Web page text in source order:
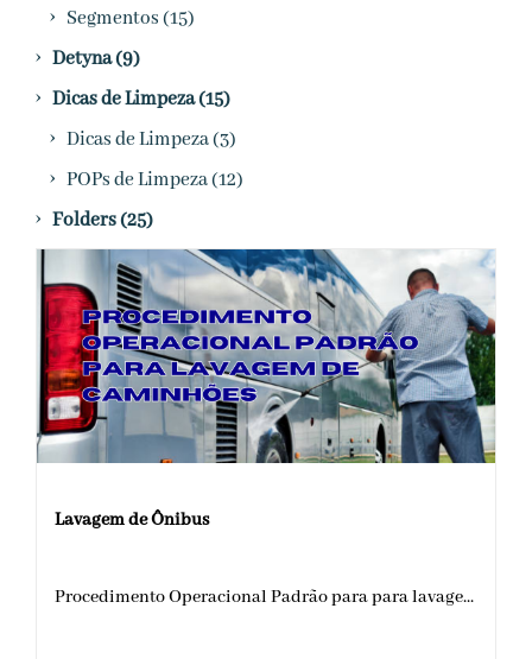
› Segmentos (15)
› Detyna (9)
› Dicas de Limpeza (15)
› Dicas de Limpeza (3)
› POPs de Limpeza (12)
› Folders (25)
Lavagem de Ônibus
Procedimento Operacional Padrão para para lavage...